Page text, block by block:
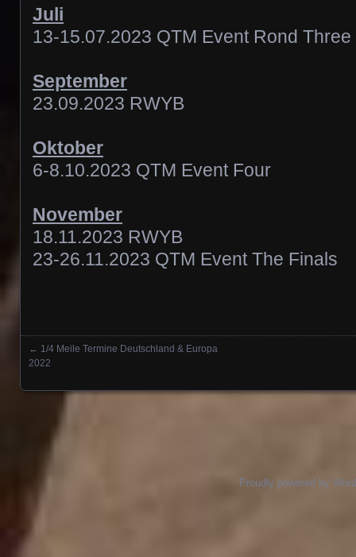
Juli
13-15.07.2023 QTM Event Rond Three
September
23.09.2023 RWYB
Oktober
6-8.10.2023 QTM Event Four
November
18.11.2023 RWYB
23-26.11.2023 QTM Event The Finals
Posts navigation
← 1/4 Meile Termine Deutschland & Europa
2022
Proudly powered by